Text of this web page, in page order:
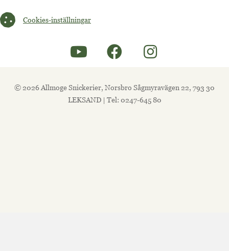
Cookies-inställningar
Cookies-inställningar
© 2026 Allmoge Snickerier, Norsbro Sågmyravägen 22, 793 30
LEKSAND | Tel: 0247-645 80